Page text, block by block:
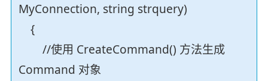
MyConnection, string strquery)
{
//使用 CreateCommand() 方法生成
Command 对象